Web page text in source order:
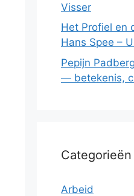
Visser
Het Profiel en
Hans Spee –
Pepijn
— betekenis,
Categorieën
Arbeid